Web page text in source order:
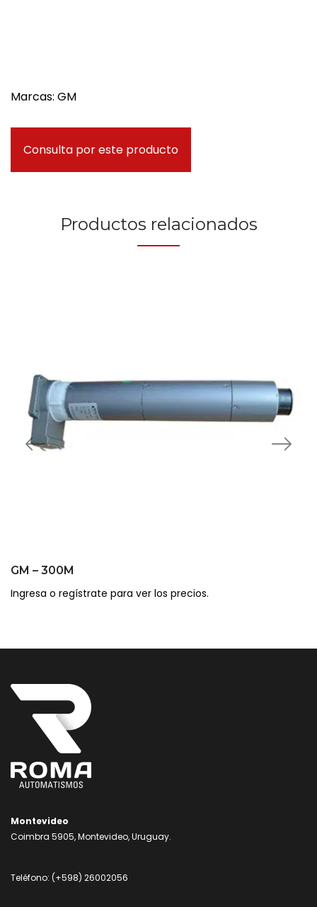
Marcas: GM
Consulta por este producto
Productos relacionados
GM – 300M
Ingresa o regístrate para ver los precios.
Montevideo
Coimbra 5905, Montevideo, Uruguay.
Teléfono: (+598) 26002056